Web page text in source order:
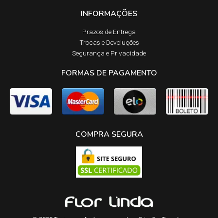
INFORMAÇÕES
Prazos de Entrega​
Trocas e Devoluções​
Segurança e Privacidade
FORMAS DE PAGAMENTO
COMPRA SEGURA